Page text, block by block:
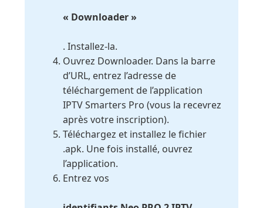
« Downloader »
. Installez-la.
Ouvrez Downloader. Dans la barre
d’URL, entrez l’adresse de
téléchargement de l’application
IPTV Smarters Pro (vous la recevrez
après votre inscription).
Téléchargez et installez le fichier
.apk. Une fois installé, ouvrez
l’application.
Entrez vos